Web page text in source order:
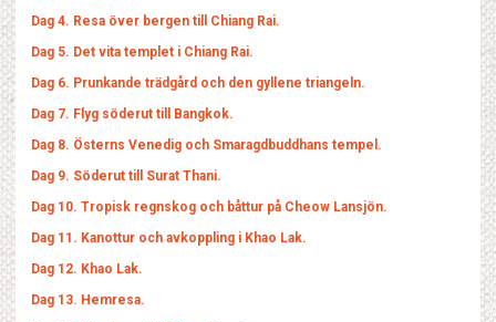
Dag 4. Resa över bergen till Chiang Rai.
Dag 5. Det vita templet i Chiang Rai.
Dag 6. Prunkande trädgård och den gyllene triangeln.
Dag 7. Flyg söderut till Bangkok.
Dag 8. Österns Venedig och Smaragdbuddhans tempel.
Dag 9. Söderut till Surat Thani.
Dag 10. Tropisk regnskog och båttur på Cheow Lansjön.
Dag 11. Kanottur och avkoppling i Khao Lak.
Dag 12. Khao Lak.
Dag 13. Hemresa.